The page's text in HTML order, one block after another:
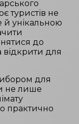
туристів не
унікальною
до
відкрити для
для
не лише
практично